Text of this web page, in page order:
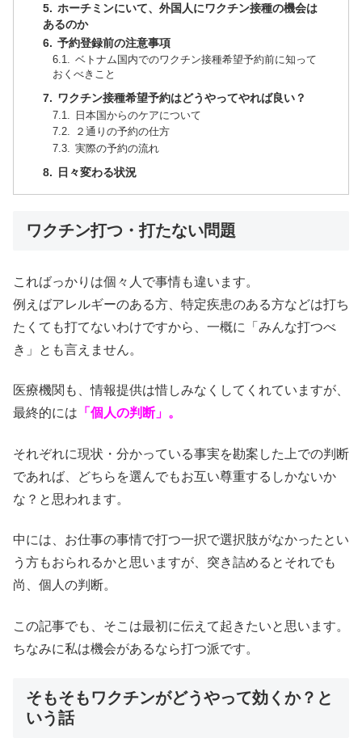
ホーチミンにいて、外国人にワクチン接種の機会は
あるのか
予約登録前の注意事項
ベトナム国内でのワクチン接種希望予約前に知って
おくべきこと
ワクチン接種希望予約はどうやってやれば良い？
日本国からのケアについて
２通りの予約の仕方
実際の予約の流れ
日々変わる状況
ワクチン打つ・打たない問題
こればっかりは個々人で事情も違います。
例えばアレルギーのある方、特定疾患のある方などは打ち
たくても打てないわけですから、一概に「みんな打つべ
き」とも言えません。
医療機関も、情報提供は惜しみなくしてくれていますが、
最終的には 「個人の判断」。
それぞれに現状・分かっている事実を勘案した上での判断
であれば、どちらを選んでもお互い尊重するしかないか
な？と思われます。
中には、お仕事の事情で打つ一択で選択肢がなかったとい
う方もおられるかと思いますが、突き詰めるとそれでも
尚、個人の判断。
この記事でも、そこは最初に伝えて起きたいと思います。
ちなみに私は機会があるなら打つ派です。
そもそもワクチンがどうやって効くか？と
いう話